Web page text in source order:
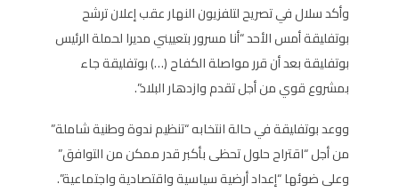
وأكد سلال في تصريح لتلفزيون النهار عقب إعلان ترشح
بوتفليقة أمس الأحد “أنا مسرور بتعييني مديرا لحملة الرئيس
بوتفليقة بعد أن قرر مواصلة الكفاح (…) بوتفليقة جاء
بمشروع قوي من أجل تقدم وازدهار البلاد”.
ووعد بوتفليقة في حالة انتخابه “تنظيم ندوة وطنية شاملة”
من أجل “اقتراح حلول تحظى بأكبر قدر ممكن من التوافق”
وعلى ضوئها “إعداد أرضية سياسية واقتصادية واجتماعية”.